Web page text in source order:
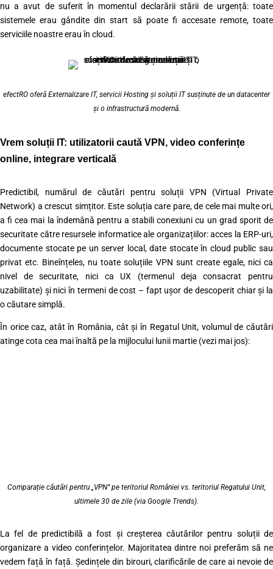
nu a avut de suferit în momentul declarării stării de urgență: toate
sistemele erau gândite din start să poate fi accesate remote, toate
serviciile noastre erau în cloud.
efectRO oferă Externalizare IT, servicii Hosting și soluții IT susținute de un datacenter
și o infrastructură modernă.
Vrem soluții IT: utilizatorii caută VPN, video conferințe
online, integrare verticală
Predictibil, numărul de căutări pentru soluții VPN (Virtual Private
Network) a crescut simțitor. Este soluția care pare, de cele mai multe ori,
a fi cea mai la îndemână pentru a stabili conexiuni cu un grad sporit de
securitate către resursele informatice ale organizațiilor: acces la ERP-uri,
documente stocate pe un server local, date stocate în cloud public sau
privat etc. Bineînțeles, nu toate soluțiile VPN sunt create egale, nici ca
nivel de securitate, nici ca UX (termenul deja consacrat pentru
uzabilitate) și nici în termeni de cost – fapt ușor de descoperit chiar și la
o căutare simplă.
În orice caz, atât în România, cât și în Regatul Unit, volumul de căutări
atinge cota cea mai înaltă pe la mijlocului lunii martie (vezi mai jos):
Comparație căutări pentru „VPN” pe teritoriul României vs. teritoriul Regatului Unit,
ultimele 30 de zile (via Google Trends).
La fel de predictibilă a fost și creșterea căutărilor pentru soluții de
organizare a video conferințelor. Majoritatea dintre noi preferăm să ne
vedem față în față. Ședințele din birouri, clarificările de care ai nevoie de